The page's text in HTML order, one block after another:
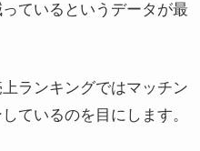
ているというデータが最
ランキングではマッチン
ているのを目にします。